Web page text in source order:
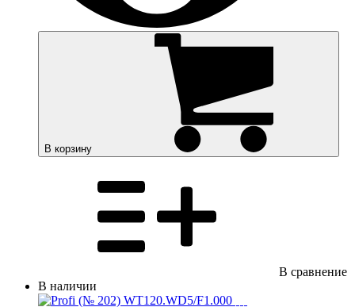
В корзину
В сравнение
В наличии